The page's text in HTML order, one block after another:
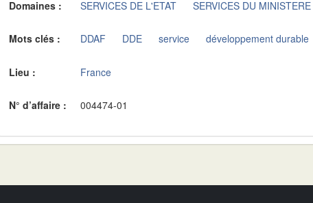
Domaines : SERVICES DE L'ETAT SERVICES DU MINISTERE
Mots clés : DDAF DDE service développement durable
Lieu : France
N° d’affaire : 004474-01